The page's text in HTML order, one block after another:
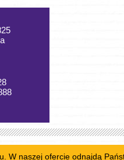
W naszej ofercie odnajdą